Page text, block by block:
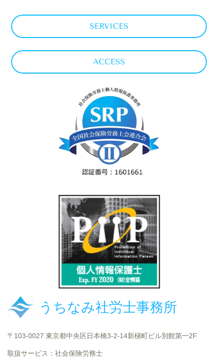
SERVICES
ACCESS
うちなみ社労士事務所
〒103-0027 東京都中央区日本橋3-2-14新槇町ビル別館第一2F
取扱サービス：社会保険労務士